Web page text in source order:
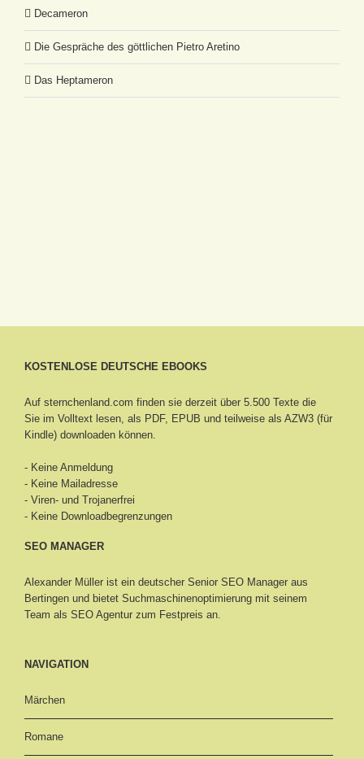
Decameron
Die Gespräche des göttlichen Pietro Aretino
Das Heptameron
KOSTENLOSE DEUTSCHE EBOOKS
Auf sternchenland.com finden sie derzeit über 5.500 Texte die
Sie im Volltext lesen, als PDF, EPUB und teilweise als AZW3 (für
Kindle) downloaden können.
- Keine Anmeldung
- Keine Mailadresse
- Viren- und Trojanerfrei
- Keine Downloadbegrenzungen
SEO MANAGER
Alexander Müller ist ein deutscher Senior SEO Manager aus
Bertingen und bietet Suchmaschinenoptimierung mit seinem
Team als SEO Agentur zum Festpreis an.
NAVIGATION
Märchen
Romane